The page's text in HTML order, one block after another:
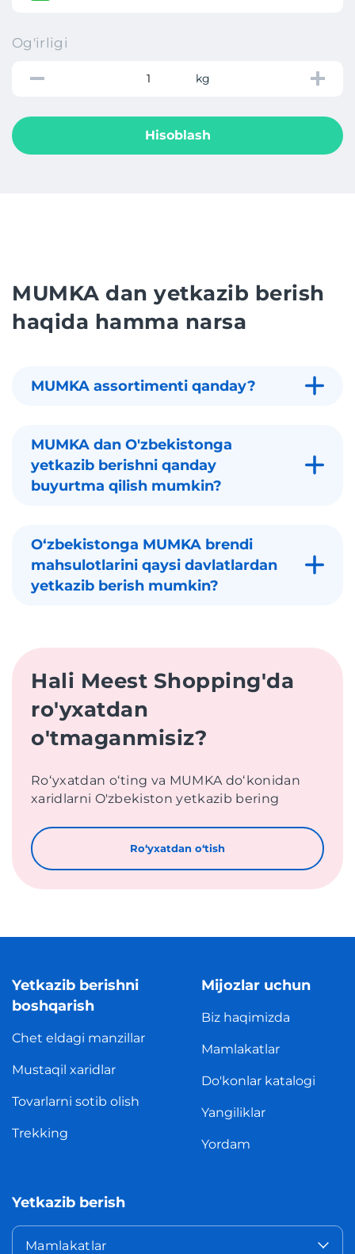
Og'irligi
kg
Hisoblash
MUMKA dan yetkazib berish
haqida hamma narsa
MUMKA assortimenti qanday?
MUMKA dan O'zbekistonga
yetkazib berishni qanday
buyurtma qilish mumkin?
Oʻzbekistonga MUMKA brendi
mahsulotlarini qaysi davlatlardan
yetkazib berish mumkin?
Hali Meest Shopping'da
ro'yxatdan
o'tmaganmisiz?
Roʻyxatdan oʻting va MUMKA doʻkonidan
xaridlarni O'zbekiston yetkazib bering
Roʻyxatdan oʻtish
Yetkazib berishni
boshqarish
Chet eldagi manzillar
Mustaqil xaridlar
Tovarlarni sotib olish
Trekking
Mijozlar uchun
Biz haqimizda
Mamlakatlar
Do'konlar katalogi
Yangiliklar
Yordam
Yetkazib berish
Mamlakatlar